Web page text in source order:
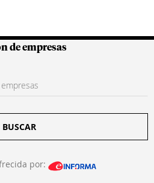
Colombianas
de empresas
BUSCAR
por: